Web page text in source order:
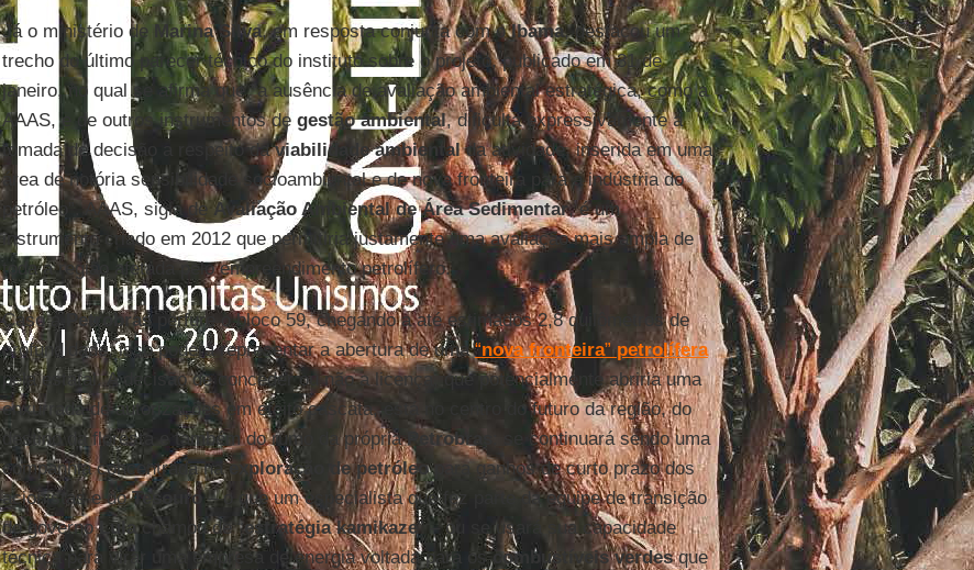
Já o ministério de Marina Silva, em resposta conjunta com oIbama, destacou um
trecho do último parecer técnico do instituto sobre o projeto, publicado em 31 de
janeiro, no qual se afirma que “a ausência de avaliação ambiental estratégica, como a
AAAS, e de outros instrumentos degestão ambiental, dificulta expressivamente a
tomada de decisão a respeito daviabilidade ambientalda atividade, inserida em uma
área de notória sensibilidade socioambiental e de nova fronteira para a indústria do
petróleo”. AAAS, sigla de Avaliação Ambiental de Área Sedimentar, é um
instrumento criado em 2012 que permitiria justamente uma avaliação mais ampla de
toda a região afetada pelo empreendimento petrolífero.
Caso aPetrobrasperfure o bloco 59, chegando a até estimados 2,8 quilômetros de
profundidade, isso poderá representar a abertura de uma“nova fronteira”petrolífera
pela estatal. A decisão de conceder ou não a licença, que potencialmente abriria uma
enxurrada de autorizações em efeito cascata, está no centro do futuro da região, do
destino da floresta e também do rumo da própriaPetrobras
: se continuará sendo uma
companhia concentrada naexploração de petróleopara ganhos de curto prazo dos
acionistas e doTesouro – o que um especialista que fez parte da equipe de transição
do governoLulachamou de “estratégia kamikaze” – ou se usará sua capacidade
técnica para virar uma empresa de energia voltada para oscombustíveis verdesque